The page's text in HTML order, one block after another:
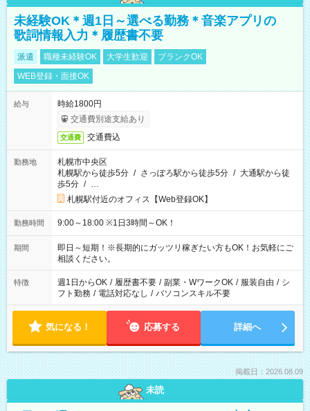
未経験OK＊週1日～選べる勤務＊音楽アプリの
歌詞情報入力＊履歴書不要
派遣 職種未経験OK 大学生歓迎
ブランクOK
WEB登録・面接OK
給与
時給1800円
交通費別途支給あり
交通費 交通費込
勤務地
札幌市中央区
札幌駅から徒歩5分 / さっぽろ駅から徒歩5分 / 大通駅から徒
歩5分 / …
札幌駅付近のオフィス【Web登録OK】
勤務時間 9:00～18:00 ※1日3時間～OK！
期間
即日～短期！※長期的にガッツリ稼ぎたい方もOK！お気軽にご
相談ください。
特徴 週1日からOK / 履歴書不要 / 副業・WワークOK / 服装自由 / シ
フト勤務 / 電話対応なし / パソコンスキル不要
気になる！ 応募する 詳細へ
掲載日：2026.08.09
未読